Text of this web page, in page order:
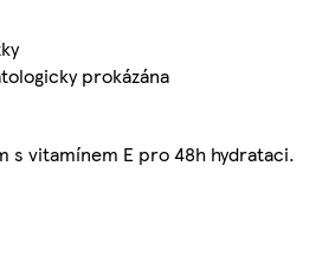
prokázána
s vitamínem E pro 48h hydrataci.